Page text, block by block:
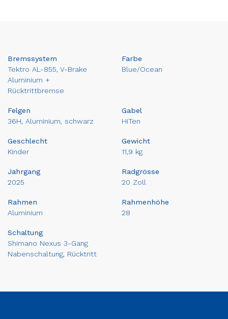
Bremssystem
Tektro AL-855, V-Brake
Aluminium +
Rücktrittbremse
Farbe
Blue/Ocean
Felgen
36H, Aluminium, schwarz
Gabel
HiTen
Geschlecht
Kinder
Gewicht
11,9 kg
Jahrgang
2025
Radgrösse
20 Zoll
Rahmen
Aluminium
Rahmenhöhe
28
Schaltung
Shimano Nexus 3-Gang
Nabenschaltung, Rücktritt